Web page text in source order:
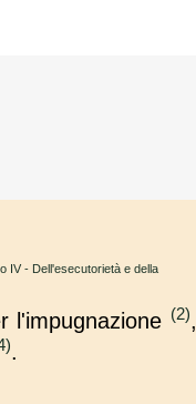
IV - Dell'esecutorietà e della
l'impugnazione (2),
.